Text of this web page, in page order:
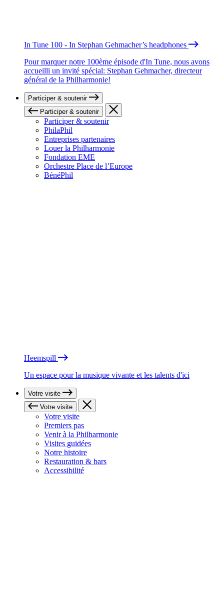
In Tune 100 - In Stephan Gehmacher’s headphones
Pour marquer notre 100ème épisode d'In Tune, nous avons
accueilli un invité spécial: Stephan Gehmacher, directeur
général de la Philharmonie!
Participer & soutenir
Participer & soutenir
Participer & soutenir
PhilaPhil
Entreprises partenaires
Louer la Philharmonie
Fondation EME
Orchestre Place de l’Europe
BénéPhil
Heemspill
Un espace pour la musique vivante et les talents d'ici
Votre visite
Votre visite
Votre visite
Premiers pas
Venir à la Philharmonie
Visites guidées
Notre histoire
Restauration & bars
Accessibilité